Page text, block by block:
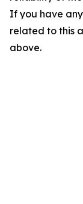
If you have
related to this
above.